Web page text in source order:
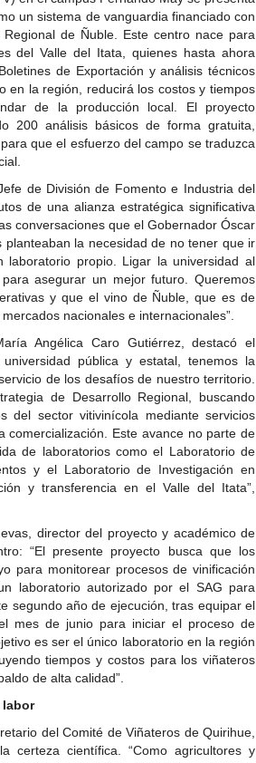
un sistema de vanguardia financiado con
de Ñuble. Este centro nace para
del Valle del Itata, quienes hasta ahora
de Exportación y análisis técnicos
en la región, reducirá los costos y tiempos
de la producción local. El proyecto
200 análisis básicos de forma gratuita,
que el esfuerzo del campo se traduzca
de División de Fomento e Industria del
de una alianza estratégica significativa
conversaciones que el Gobernador Óscar
la necesidad de no tener que ir
propio. Ligar la universidad al
asegurar un mejor futuro. Queremos
y que el vino de Ñuble, que es de
nacionales e internacionales”.
Angélica Caro Gutiérrez, destacó el
pública y estatal, tenemos la
de los desafíos de nuestro territorio.
de Desarrollo Regional, buscando
del sector vitivinícola mediante servicios
comercialización. Este avance no parte de
de laboratorios como el Laboratorio de
y el Laboratorio de Investigación en
y transferencia en el Valle del Itata”,
director del proyecto y académico de
“El presente proyecto busca que los
para monitorear procesos de vinificación
laboratorio autorizado por el SAG para
segundo año de ejecución, tras equipar el
mes de junio para iniciar el proceso de
es ser el único laboratorio en la región
tiempos y costos para los viñateros
de alta calidad”.
labor
del Comité de Viñateros de Quirihue,
certeza científica. “Como agricultores y